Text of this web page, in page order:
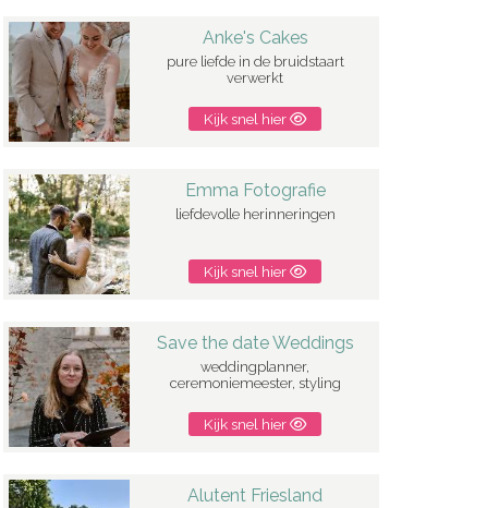
Anke's Cakes
pure liefde in de bruidstaart
verwerkt
Kijk snel hier
Emma Fotografie
liefdevolle herinneringen
Kijk snel hier
Save the date Weddings
weddingplanner,
ceremoniemeester, styling
Kijk snel hier
Alutent Friesland